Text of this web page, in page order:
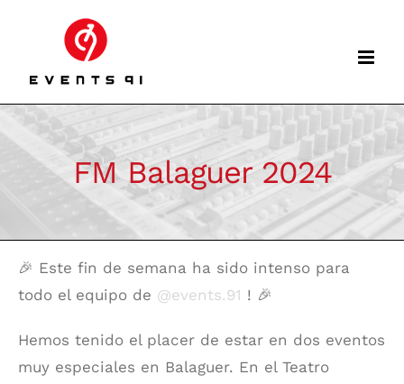
FM Balaguer 2024
🎉 Este fin de semana ha sido intenso para
todo el equipo de @events.91 ! 🎉
Hemos tenido el placer de estar en dos eventos
muy especiales en Balaguer. En el Teatro